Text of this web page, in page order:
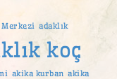
Merkezi adaklık
koç
akika kurban akika